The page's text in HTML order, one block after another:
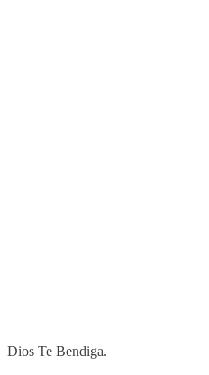
Dios Te Bendiga.